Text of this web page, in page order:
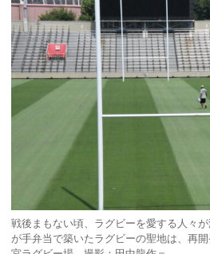
戦後まもない頃、ラグビーを愛する人々
が手弁当で築いたラグビーの聖地は、再